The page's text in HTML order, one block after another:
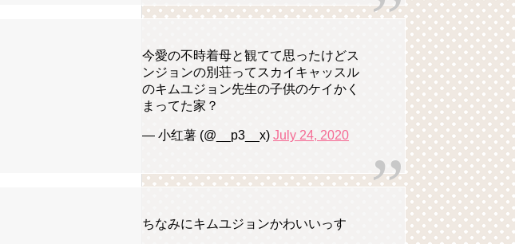
今愛の不時着母と観てて思ったけどス
ンジョンの別荘ってスカイキャッスル
のキムユジョン先生の子供のケイかく
まってた家？
— 小红薯 (@__p3__x) July 24, 2020
ちなみにキムユジョンかわいいっす